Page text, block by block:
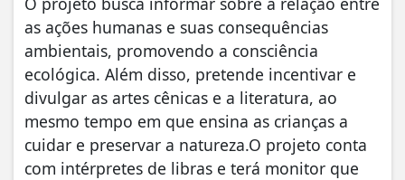
as ações humanas e suas consequências
ambientais, promovendo a consciência
ecológica. Além disso, pretende incentivar e
divulgar as artes cênicas e a literatura, ao
mesmo tempo em que ensina as crianças a
cuidar e preservar a natureza.O projeto conta
com intérpretes de libras e terá monitor que